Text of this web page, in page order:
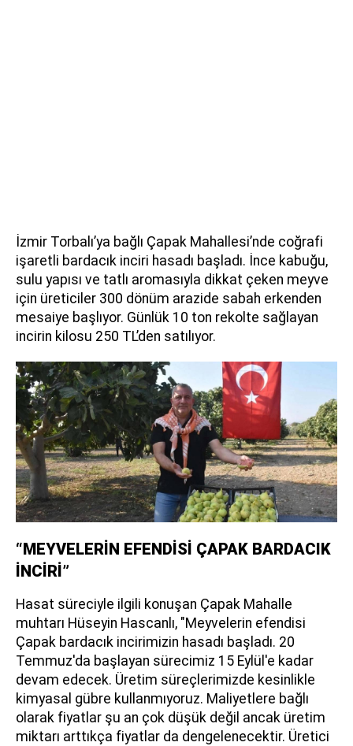
İzmir Torbalı’ya bağlı Çapak Mahallesi’nde coğrafi
işaretli bardacık inciri hasadı başladı. İnce kabuğu,
sulu yapısı ve tatlı aromasıyla dikkat çeken meyve
için üreticiler 300 dönüm arazide sabah erkenden
mesaiye başlıyor. Günlük 10 ton rekolte sağlayan
incirin kilosu 250 TL’den satılıyor.
“MEYVELERİN EFENDİSİ ÇAPAK BARDACIK
İNCİRİ”
Hasat süreciyle ilgili konuşan Çapak Mahalle
muhtarı Hüseyin Hascanlı, "Meyvelerin efendisi
Çapak bardacık incirimizin hasadı başladı. 20
Temmuz'da başlayan sürecimiz 15 Eylül'e kadar
devam edecek. Üretim süreçlerimizde kesinlikle
kimyasal gübre kullanmıyoruz. Maliyetlere bağlı
olarak fiyatlar şu an çok düşük değil ancak üretim
miktarı arttıkça fiyatlar da dengelenecektir. Üretici